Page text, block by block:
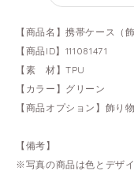
【商品名】携帯ケース（
【商品ID】111081471
【素 材】TPU
【カラー】グリーン
【商品オプション】飾り
【備考】
※写真の商品は色とデザ